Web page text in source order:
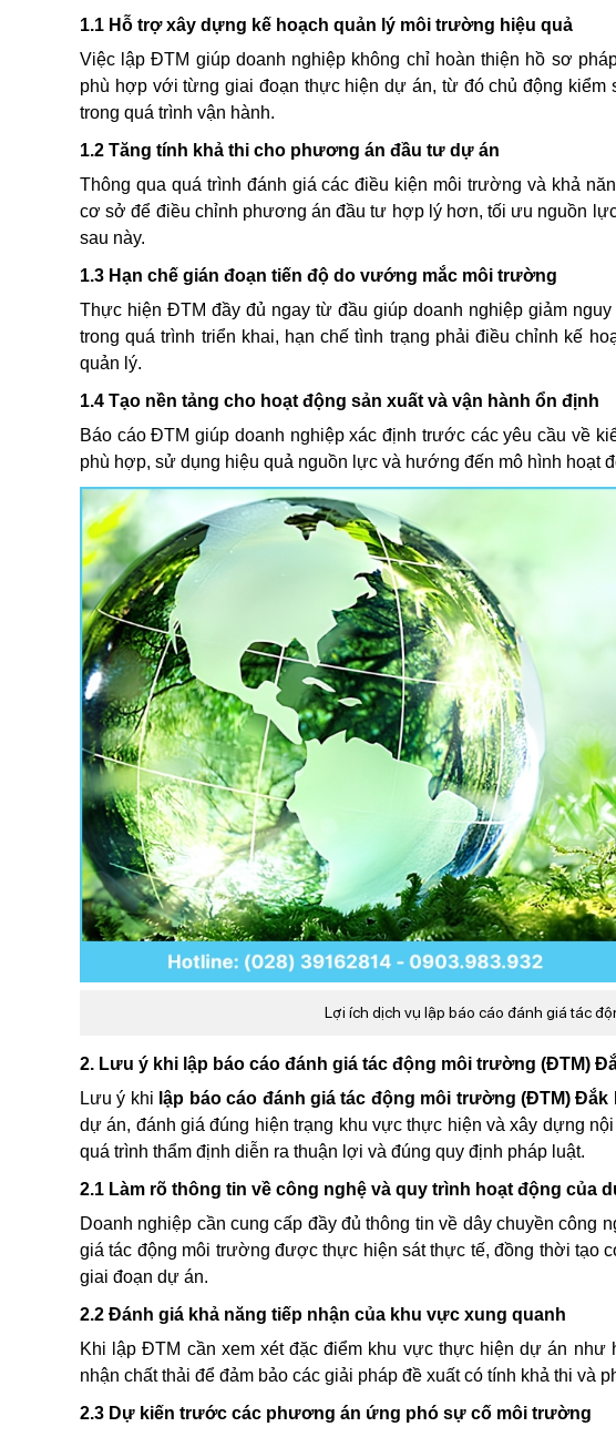
1.1 Hỗ trợ xây dựng kế hoạch quản lý môi trường hiệu quả
Việc lập ĐTM giúp doanh nghiệp không chỉ hoàn thiện hồ sơ
phù hợp với từng giai đoạn thực hiện dự án, từ đó chủ động
trong quá trình vận hành.
1.2 Tăng tính khả thi cho phương án đầu tư dự án
Thông qua quá trình đánh giá các điều kiện môi trường và khả
cơ sở để điều chỉnh phương án đầu tư hợp lý hơn, tối ưu nguồn
sau này.
1.3 Hạn chế gián đoạn tiến độ do vướng mắc môi trường
Thực hiện ĐTM đầy đủ ngay từ đầu giúp doanh nghiệp giảm
trong quá trình triển khai, hạn chế tình trạng phải điều chỉnh kế
quản lý.
1.4 Tạo nền tảng cho hoạt động sản xuất và vận hành ổn định
Báo cáo ĐTM giúp doanh nghiệp xác định trước các yêu cầu về
phù hợp, sử dụng hiệu quả nguồn lực và hướng đến mô hình hoạt
Lợi ích dịch vụ lập báo cáo đánh giá tác
2. Lưu ý khi lập báo cáo đánh giá tác động môi trường (ĐTM)
Lưu ý khi lập báo cáo đánh giá tác động môi trường (ĐTM) Đắk
dự án, đánh giá đúng hiện trạng khu vực thực hiện và xây dựng
quá trình thẩm định diễn ra thuận lợi và đúng quy định pháp luật.
2.1 Làm rõ thông tin về công nghệ và quy trình hoạt động của
Doanh nghiệp cần cung cấp đầy đủ thông tin về dây chuyền công
giá tác động môi trường được thực hiện sát thực tế, đồng thời tạo
giai đoạn dự án.
2.2 Đánh giá khả năng tiếp nhận của khu vực xung quanh
Khi lập ĐTM cần xem xét đặc điểm khu vực thực hiện dự án như
nhận chất thải để đảm bảo các giải pháp đề xuất có tính khả thi và
2.3 Dự kiến trước các phương án ứng phó sự cố môi trường